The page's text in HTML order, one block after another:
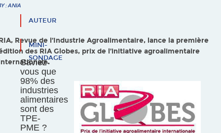
: ANIA
Revue de l’Industrie Agroalimentaire, lance la première
des RIA Globes, prix de l’initiative agroalimentaire
AUTEUR
MINI-
SONDAGE
Saviez-
vous que
98% des
industries
alimentaires
sont des
TPE-
PME ?